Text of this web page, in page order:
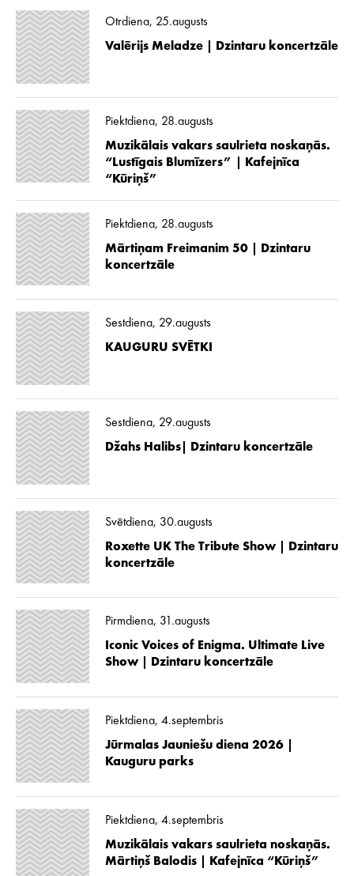
Otrdiena, 25.augusts
Valērijs Meladze | Dzintaru koncertzāle
Piektdiena, 28.augusts
Muzikālais vakars saulrieta noskaņās.
“Lustīgais Blumīzers” | Kafejnīca
“Kūriņš”
Piektdiena, 28.augusts
Mārtiņam Freimanim 50 | Dzintaru
koncertzāle
Sestdiena, 29.augusts
KAUGURU SVĒTKI
Sestdiena, 29.augusts
Džahs Halibs| Dzintaru koncertzāle
Svētdiena, 30.augusts
Roxette UK The Tribute Show | Dzintaru
koncertzāle
Pirmdiena, 31.augusts
Iconic Voices of Enigma. Ultimate Live
Show | Dzintaru koncertzāle
Piektdiena, 4.septembris
Jūrmalas Jauniešu diena 2026 |
Kauguru parks
Piektdiena, 4.septembris
Muzikālais vakars saulrieta noskaņās.
Mārtiņš Balodis | Kafejnīca “Kūriņš”